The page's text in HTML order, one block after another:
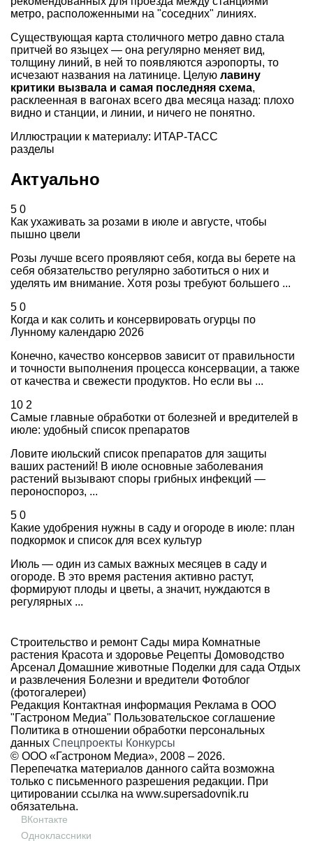
метро, расположенными на "соседних" линиях.
Существующая карта столичного метро давно стала
притчей во языцех — она регулярно меняет вид,
толщину линий, в ней то появляются аэропорты, то
исчезают названия на латинице. Целую лавину
критики вызвала и самая последняя схема,
расклеенная в вагонах всего два месяца назад: плохо
видно и станции, и линии, и ничего не понятно.
Иллюстрации к материалу: ИТАР-ТАСС
разделы
Актуально
5 0
Как ухаживать за розами в июле и августе, чтобы
пышно цвели
Розы лучше всего проявляют себя, когда вы берете на
себя обязательство регулярно заботиться о них и
уделять им внимание. Хотя розы требуют большего ...
5 0
Когда и как солить и консервировать огурцы по
Лунному календарю 2026
Конечно, качество консервов зависит от правильности
и точности выполнения процесса консервации, а также
от качества и свежести продуктов. Но если вы ...
10 2
Самые главные обработки от болезней и вредителей в
июле: удобный список препаратов
Ловите июльский список препаратов для защиты
ваших растений! В июле основные заболевания
растений вызывают споры грибных инфекций —
пероноспороз, ...
5 0
Какие удобрения нужны в саду и огороде в июле: план
подкормок и список для всех культур
Июль — один из самых важных месяцев в саду и
огороде. В это время растения активно растут,
формируют плоды и цветы, а значит, нуждаются в
регулярных ...
Строительство и ремонт Сады мира Комнатные
растения Красота и здоровье Рецепты Домоводство
Арсенал Домашние животные Поделки для сада Отдых
и развлечения Болезни и вредители Фотоблог
(фотогалереи)
Редакция Контактная информация Реклама в ООО
"Гастроном Медиа" Пользовательское соглашение
Политика в отношении обработки персональных
данных Спецпроекты Конкурсы
© ООО «Гастроном Медиа», 2008 – 2026.
Перепечатка материалов данного сайта возможна
только с письменного разрешения редакции. При
цитировании ссылка на www.supersadovnik.ru
обязательна.
ВКонтакте
Одноклассники